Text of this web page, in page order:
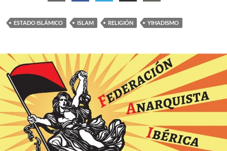
ESTADO ISLÁMICO ISLAM RELIGIÓN YIHADISMO